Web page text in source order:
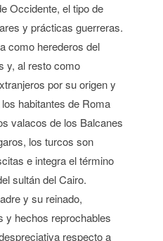
Occidente, el tipo de
y prácticas guerreras.
como herederos del
y, al resto como
por su origen y
habitantes de Roma
valacos de los Balcanes
los turcos son
e integra el término
sultán del Cairo.
y su reinado,
y hechos reprochables
respecto a